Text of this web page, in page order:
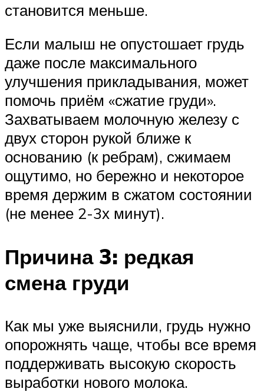
становится меньше.
Если малыш не опустошает грудь
даже после максимального
улучшения прикладывания, может
помочь приём «сжатие груди».
Захватываем молочную железу с
двух сторон рукой ближе к
основанию (к ребрам), сжимаем
ощутимо, но бережно и некоторое
время держим в сжатом состоянии
(не менее 2-3х минут).
Причина 3: редкая
смена груди
Как мы уже выяснили, грудь нужно
опорожнять чаще, чтобы все время
поддерживать высокую скорость
выработки нового молока.